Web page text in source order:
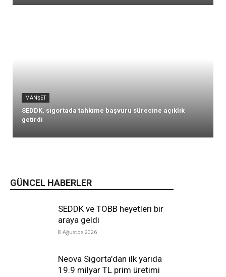
GÜNCEL HABERLER
SEDDK ve TOBB heyetleri bir
araya geldi
8 Ağustos 2026
Neova Sigorta’dan ilk yarıda
19.9 milyar TL prim üretimi
MANŞET
SEDDK, sigortada tahkime başvuru sürecine açıklık
getirdi